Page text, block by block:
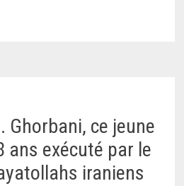
Ghorbani, ce jeune
ans exécuté par le
iraniens